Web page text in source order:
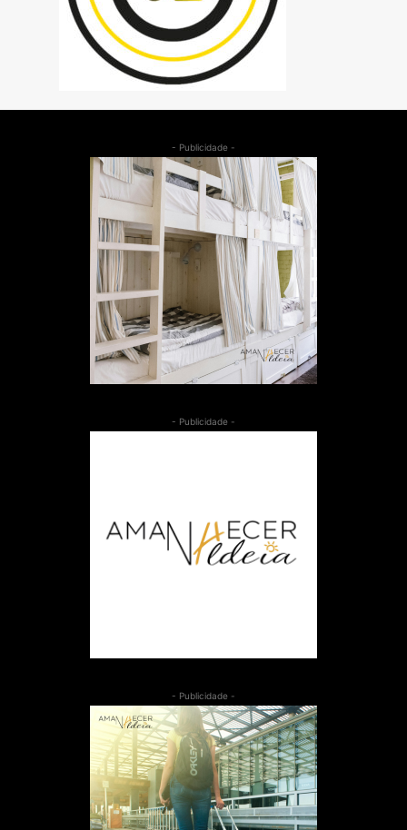
- Publicidade -
- Publicidade -
- Publicidade -